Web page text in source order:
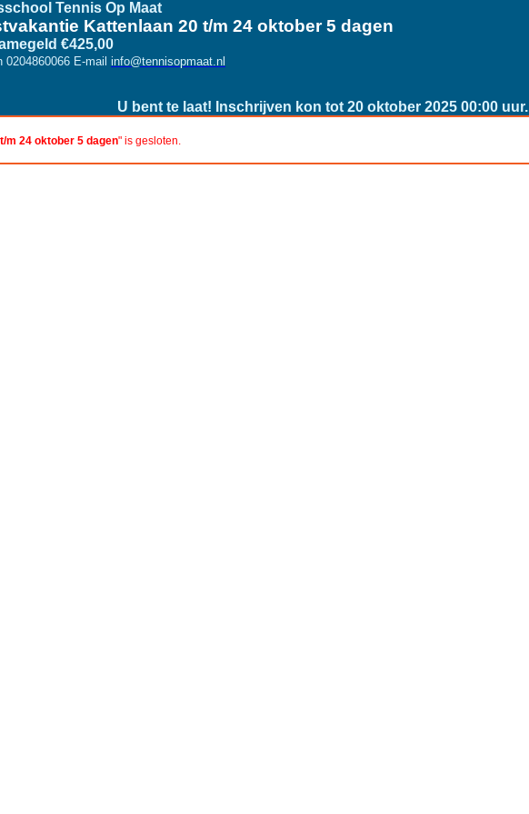
Tennis Op Maat
Kattenlaan 20 t/m 24 oktober 5 dagen
€425,00
0204860066 E-mail info@tennisopmaat.nl
U bent te laat! Inschrijven kon tot 20 oktober 2025 00:00 uur.
m 24 oktober 5 dagen" is gesloten.